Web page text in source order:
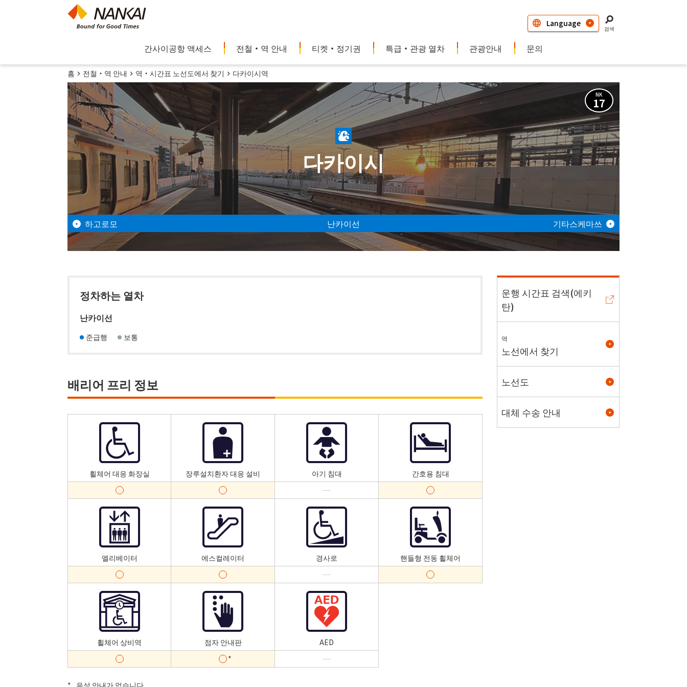
검색
간사이공항 액세스 전철・역 안내 티켓・정기권 특급・관광 열차 관광안내 문의
홈 전철・역 안내 역・시간표 노선도에서 찾기 다카이시역
NK
17
다카이시
하고로모 난카이선 기타스케마쓰
정차하는 열차
난카이선
준급행 보통
배리어 프리 정보
휠체어 대응 화장실 장루설치환자 대응 설비 아기 침대 간호용 침대
엘리베이터 에스컬레이터 경사로 핸들형 전동 휠체어
휠체어 상비역 점자 안내판 AED
* 음성 안내가 없습니다
운행 시간표 검색(에키
탄)
역
노선에서 찾기
노선도
대체 수송 안내